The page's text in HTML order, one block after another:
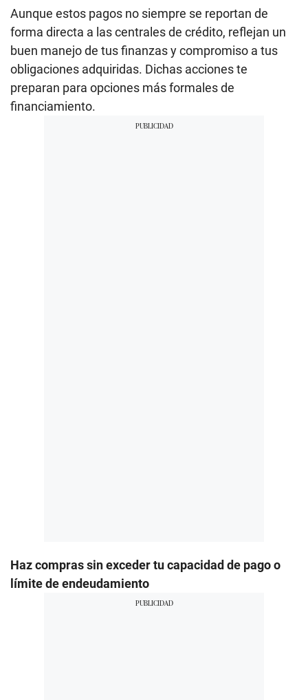
Aunque estos pagos no siempre se reportan de
forma directa a las centrales de crédito, reflejan un
buen manejo de tus finanzas y compromiso a tus
obligaciones adquiridas. Dichas acciones te
preparan para opciones más formales de
financiamiento.
Haz compras sin exceder tu capacidad de pago o
límite de endeudamiento